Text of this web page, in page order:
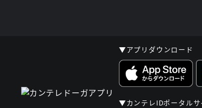
▼アプリダウンロード
▼カンテレIDポータルサ